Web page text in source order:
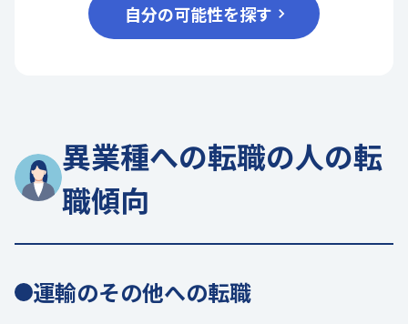
自分の可能性を探す
異業種への転職の人の転
職傾向
運輸のその他への転職